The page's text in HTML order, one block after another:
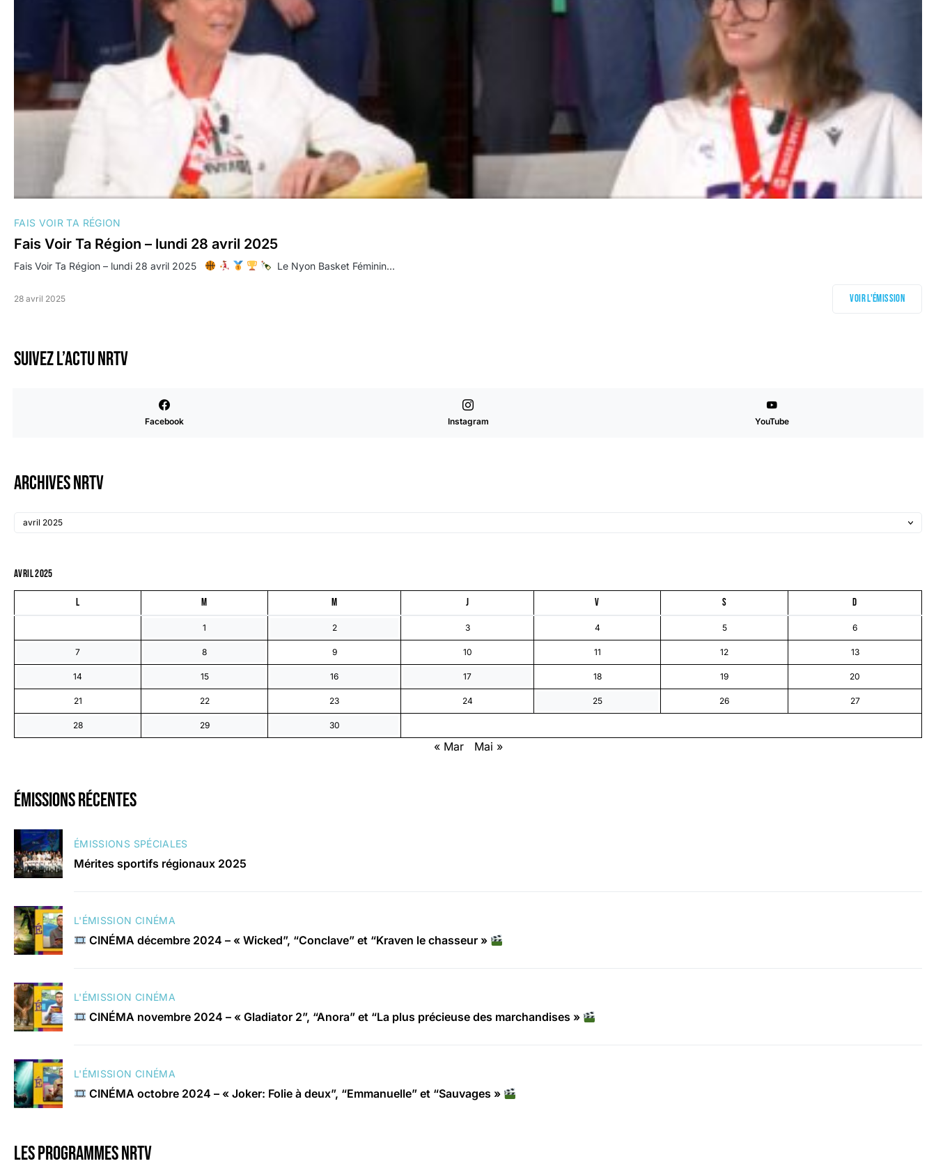
FAIS VOIR TA RÉGION
Fais Voir Ta Région – lundi 28 avril 2025
Fais Voir Ta Région – lundi 28 avril 2025 Le Nyon Basket Féminin…
28 avril 2025 Voir l'émission
Suivez l’actu NRTV
Facebook Instagram YouTube
Archives NRTV
avril 2025
L M M J V S D
1 2 3 4 5 6
7 8 9 10 11 12 13
14 15 16 17 18 19 20
21 22 23 24 25 26 27
28 29 30
« Mar Mai »
émissions récentes
ÉMISSIONS SPÉCIALES
Mérites sportifs régionaux 2025
L'ÉMISSION CINÉMA
CINÉMA décembre 2024 – « Wicked”, “Conclave” et “Kraven le chasseur »
L'ÉMISSION CINÉMA
CINÉMA novembre 2024 – « Gladiator 2”, “Anora” et “La plus précieuse des marchandises »
L'ÉMISSION CINÉMA
CINÉMA octobre 2024 – « Joker: Folie à deux”, “Emmanuelle” et “Sauvages »
Les programmes nrtv